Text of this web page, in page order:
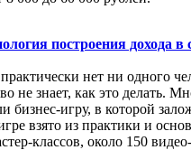
построения дохода в
нет ни одного
не знает, как это делать.
бизнес-игру, в которой
взято из практики и
классов, около 150